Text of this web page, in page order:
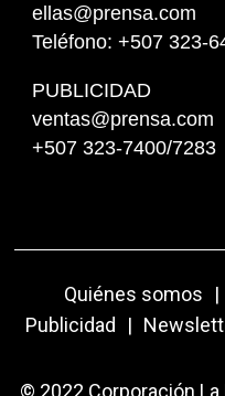
ellas@prensa.com
Teléfono: +507 323-
PUBLICIDAD
ventas@prensa.com
+507 323-7400/7283
Quiénes somos |
Publicidad
|
© 2022 Corporación La